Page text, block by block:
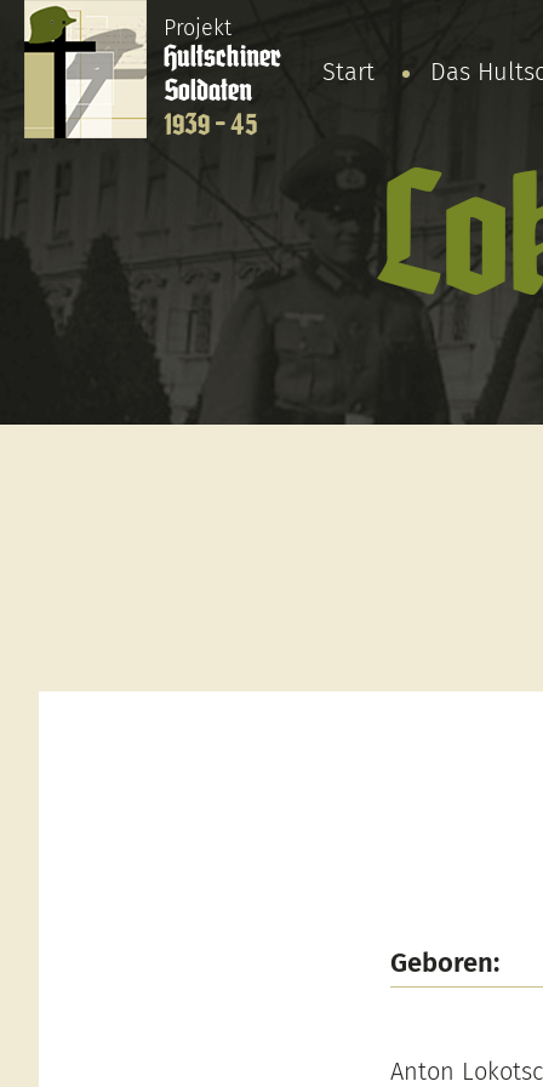
Projekt
Hultschiner
Soldaten
1939 - 45
Start Das
Geboren:
Anton